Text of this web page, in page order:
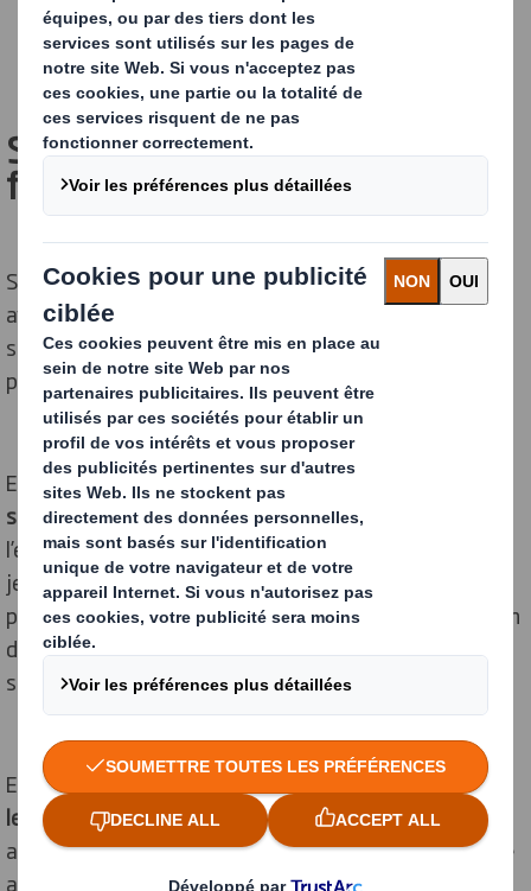
S’engager pour transmettre et
fédérer
Si Marina a choisi de devenir Ambassadrice RSE, c’est
avant tout parce que les sujets de responsabilité
sociétale et environnementale font écho à ses valeurs
personnelles.
Elle accorde une importance particulière à la
sensibilisation des plus jeunes, convaincue que
l’éducation à l’environnement commence dès le plus
jeune âge. Intervenir dans des écoles ou des collèges
pour parler de recyclage, de déchets ou de préservation
de la planète fait pleinement partie de ce qui donne du
sens à son engagement.
En interne également, Marina œuvre pourembarquer
les équipes, susciter le dialogue, proposer des idées et
accompagner les changements de pratiques, dans une
approche positive et accessible.